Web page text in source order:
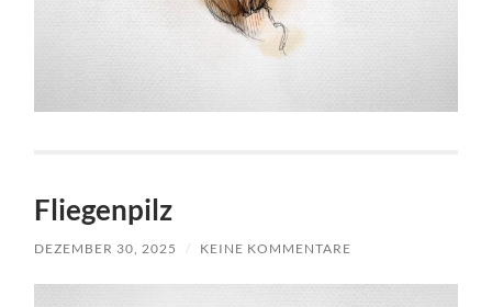
Fliegenpilz
DEZEMBER 30, 2025 / KEINE KOMMENTARE